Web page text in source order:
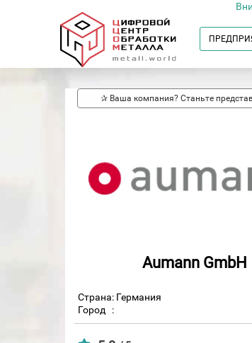
✰ Ваша компания? Станьте
Aumann GmbH
Страна: Германия
Город
: